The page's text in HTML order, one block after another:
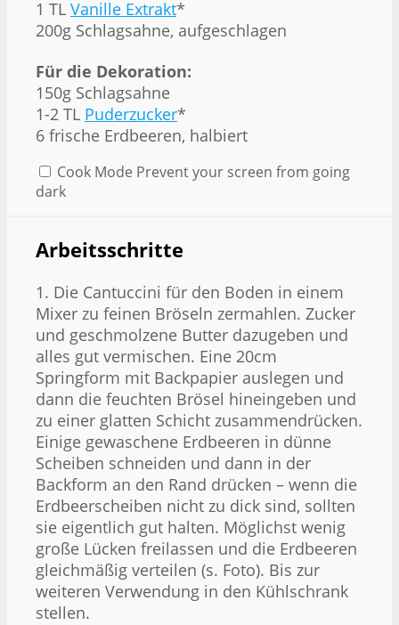
1 TL Vanille Extrakt*
200g Schlagsahne, aufgeschlagen
Für die Dekoration:
150g Schlagsahne
1-2 TL Puderzucker*
6 frische Erdbeeren, halbiert
Cook Mode Prevent your screen from going
dark
Arbeitsschritte
1. Die Cantuccini für den Boden in einem
Mixer zu feinen Bröseln zermahlen. Zucker
und geschmolzene Butter dazugeben und
alles gut vermischen. Eine 20cm
Springform mit Backpapier auslegen und
dann die feuchten Brösel hineingeben und
zu einer glatten Schicht zusammendrücken.
Einige gewaschene Erdbeeren in dünne
Scheiben schneiden und dann in der
Backform an den Rand drücken – wenn die
Erdbeerscheiben nicht zu dick sind, sollten
sie eigentlich gut halten. Möglichst wenig
große Lücken freilassen und die Erdbeeren
gleichmäßig verteilen (s. Foto). Bis zur
weiteren Verwendung in den Kühlschrank
stellen.